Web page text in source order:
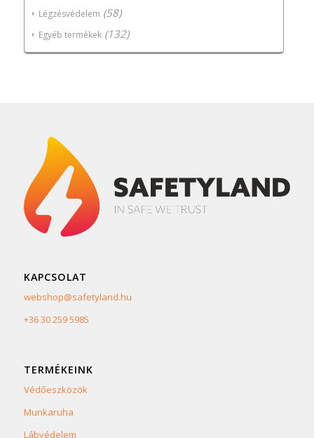
Légzésvédelem (58)
Egyéb termékek (132)
KAPCSOLAT
webshop@safetyland.hu
+36 30 259 5985
TERMÉKEINK
Védőeszközök
Munkaruha
Lábvédelem